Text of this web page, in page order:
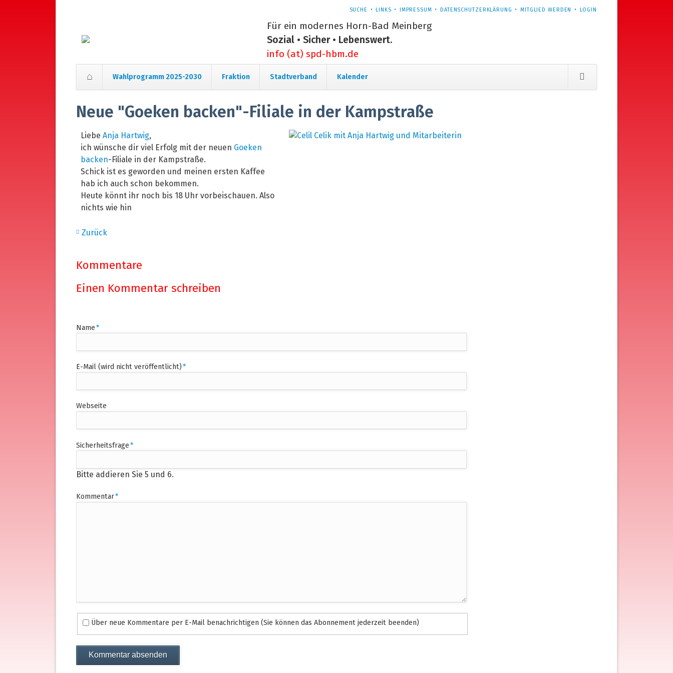
NAVIGATION
SUCHE LINKS IMPRESSUM DATENSCHUTZERKLÄRUNG MITGLIED WERDEN LOGIN
Für ein modernes Horn-Bad Meinberg
Sozial • Sicher • Lebenswert.
info (at) spd-hbm.de
Wahlprogramm 2025-2030 Fraktion Stadtverband Kalender
überspringen
Neue "Goeken backen"-Filiale in der Kampstraße
Liebe Anja Hartwig,
ich wünsche dir viel Erfolg mit der neuen Goeken
backen-Filiale in der Kampstraße.
Schick ist es geworden und meinen ersten Kaffee
hab ich auch schon bekommen.
Heute könnt ihr noch bis 18 Uhr vorbeischauen. Also
nichts wie hin
Zurück
Kommentare
Einen Kommentar schreiben
Pflichtfeld
Name*
Pflichtfeld
E-Mail (wird nicht veröffentlicht)*
Webseite
Pflichtfeld
Sicherheitsfrage*
Bitte addieren Sie 5 und 6.
Pflichtfeld
Kommentar*
Über neue Kommentare per E-Mail benachrichtigen (Sie können das Abonnement jederzeit beenden)
Kommentar absenden